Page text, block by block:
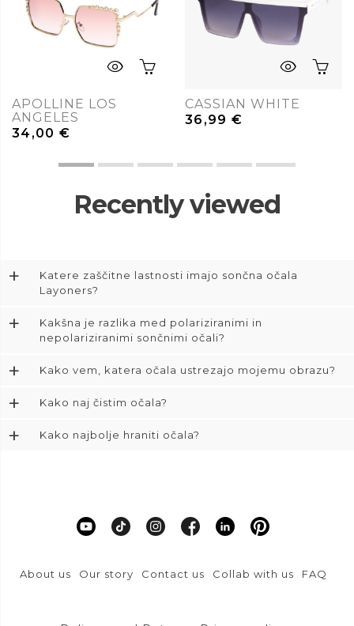
APOLLINE LOS
ANGELES
34,00€
CASSIAN WHITE
36,99€
Recently viewed
+
Katere zaščitne lastnosti imajo sončna očala
Layoners?
+
Kakšna je razlika med polariziranimi in
nepolariziranimi sončnimi očali?
+ Kako vem, katera očala ustrezajo mojemu obrazu?
+ Kako naj čistim očala?
+ Kako najbolje hraniti očala?
About us Our story Contact us Collab with us FAQ